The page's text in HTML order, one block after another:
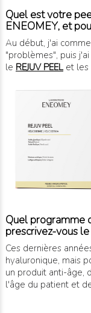
Quel est votre
ENEOMEY, et
Au début, j'ai
"problèmes", puis
le REJUV PEEL et les
Quel programme
prescrivez-vous
Ces dernières
hyaluronique, mais
un produit anti-âge,
l'âge du patient et